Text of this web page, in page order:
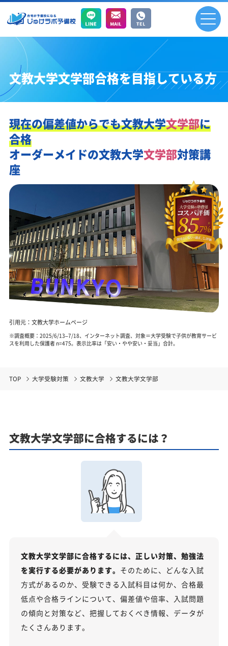
文教大学文学部合格を目指している方
現在の偏差値からでも文教大学文学部に
合格
オーダーメイドの文教大学文学部対策講
座
引用元：文教大学ホームページ
※調査概要：2025/6/13–7/18、インターネット調査、対象＝大学受験で子供が教育サービ
スを利用した保護者 n=475。表示比率は「安い・やや安い・妥当」合計。
TOP 大学受験対策 文教大学 文教大学文学部
文教大学文学部に合格するには？
文教大学文学部に合格するには、正しい対策、勉強法
を実行する必要があります。 そのために、どんな入試
方式があるのか、受験できる入試科目は何か、合格最
低点や合格ラインについて、偏差値や倍率、入試問題
の傾向と対策など、把握しておくべき情報、データが
たくさんあります。